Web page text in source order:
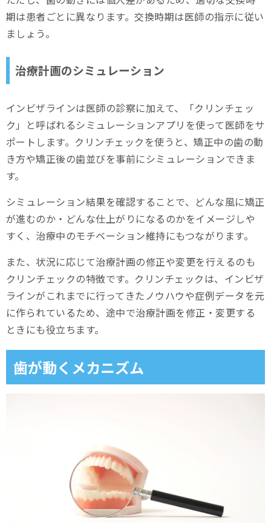
期は患者ごとに異なります。交換時期は医師の指示に従い
ましょう。
治療計画のシミュレーション
インビザラインは医師の診察に加えて、「クリンチェッ
ク」と呼ばれるシミュレーションアプリを使って医師をサ
ポートします。クリンチェックを使うと、矯正中の歯の動
き方や矯正後の歯並びを事前にシミュレーションできま
す。
シミュレーション結果を確認することで、どんな風に矯正
が進むのか・どんな仕上がりになるのかをイメージしや
すく、治療中のモチベーション維持にもつながります。
また、状況に応じて治療計画の修正や変更を行えるのも
クリンチェックの特徴です。クリンチェックは、インビザ
ラインがこれまでに行ってきたノウハウや症例データを元
に作られているため、途中で治療計画を修正・変更する
ときにも役立ちます。
歯が動くメカニズム